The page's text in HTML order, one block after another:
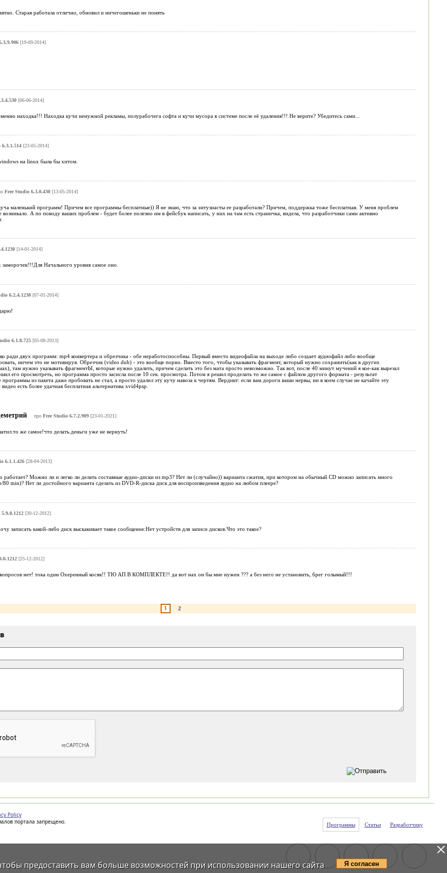
Старая работала отлично, обновил и ничегошеньки не понять
[19-09-2014]
[06-06-2014]
находка!!! Находка кучи ненужной рекламы, полурабочега софта и кучи мусора в системе после её удаления!!! Не верите? Убедитесь сами...
6.3.1.514[23-05-2014]
на linux была бы хитом.
Free Studio 6.3.0.430[13-05-2014]
маленький программ! Причем все программы бесплатные)) Я не знаю, что за энтузиасты ее разработали? Причем, поддержка тоже бесплатная. У меня проблем
А по поводу ваших проблем - будет более полезно им в фейсбук написать, у них на там есть страничка, видела, что разработчики сами активно
[14-01-2014]
заморочек!!!Для Начального уровня самое оно.
6.2.4.1230[07-01-2014]
6.1.8.725[05-08-2013]
ради двух программ: mp4 конвертера и обрезчика - обе неработоспособны. Первый вместо видеофайла на выходе либо создает аудиофайл либо вообще
ничем это не мотивируя. Обрезчик (video dub) - это вообще порно. Вместо того, чтобы указывать фрагмент, который нужно сохранить(как в других
там нужно указывать фрагментЫ, которые нужно удалить, причем сделать это без мата просто невозможно. Так вот, после 40 минут мучений я кое-как вырезал
его просмотреть, но программа просто засисла после 10 сек. просмотра. Потом я решил проделать то же самое с файлом другого формата - результат
из пакета даже пробовать не стал, а просто удалил эту кучу навоза к чертям. Вердикт: если вам дороги ваши нервы, ни в коем случае не качайте эту
есть более удачная бесплатная альтернатива xvid4psp.
про Free Studio 6.7.2.909[23-01-2021]
же самое!что делать.деньги уже не вернуть!
6.1.1.426[28-04-2013]
работает? Можно ли и легко ли делать составные аудио-диски из mp3? Нет ли (случайно)) варианта сжатия, при котором на обычный CD можно записать много
min)? Нет ли достойного варианта сделать из DVD-R-диска диск для воспроизведения аудио на любом плеере?
[30-12-2012]
записать какой-либо диск выскакивает такое сообщение:Нет устройств для записи дисков.Что это такое?
[25-12-2012]
нет! тока один Охеренный косяк!! ТЮ АП В КОМПЛЕКТЕ!! да вот нах он бы мне нужен ??? а без него не установить, брег голымый!!!
1 2
Policy
портала запрещено.
Программы Статьи Разработчику
предоставить вам больше возможностей при использовании нашего сайта